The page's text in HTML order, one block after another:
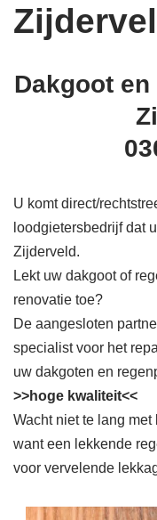
Dakgoot
U komt direct/
loodgietersbedrijf dat
Zijderveld.
Lekt uw dakgoot of
renovatie toe?
De aangesloten
specialist voor het
uw dakgoten en
>>hoge kwaliteit<<
Wacht niet te lang
want een lekkende
voor vervelende